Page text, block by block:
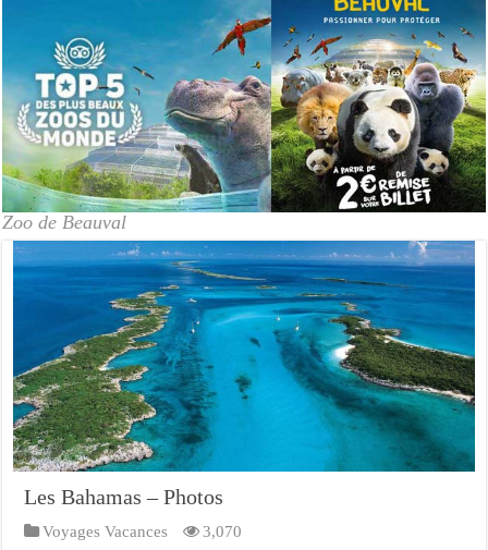
Zoo de Beauval
Les Bahamas – Photos
Voyages Vacances 3,070